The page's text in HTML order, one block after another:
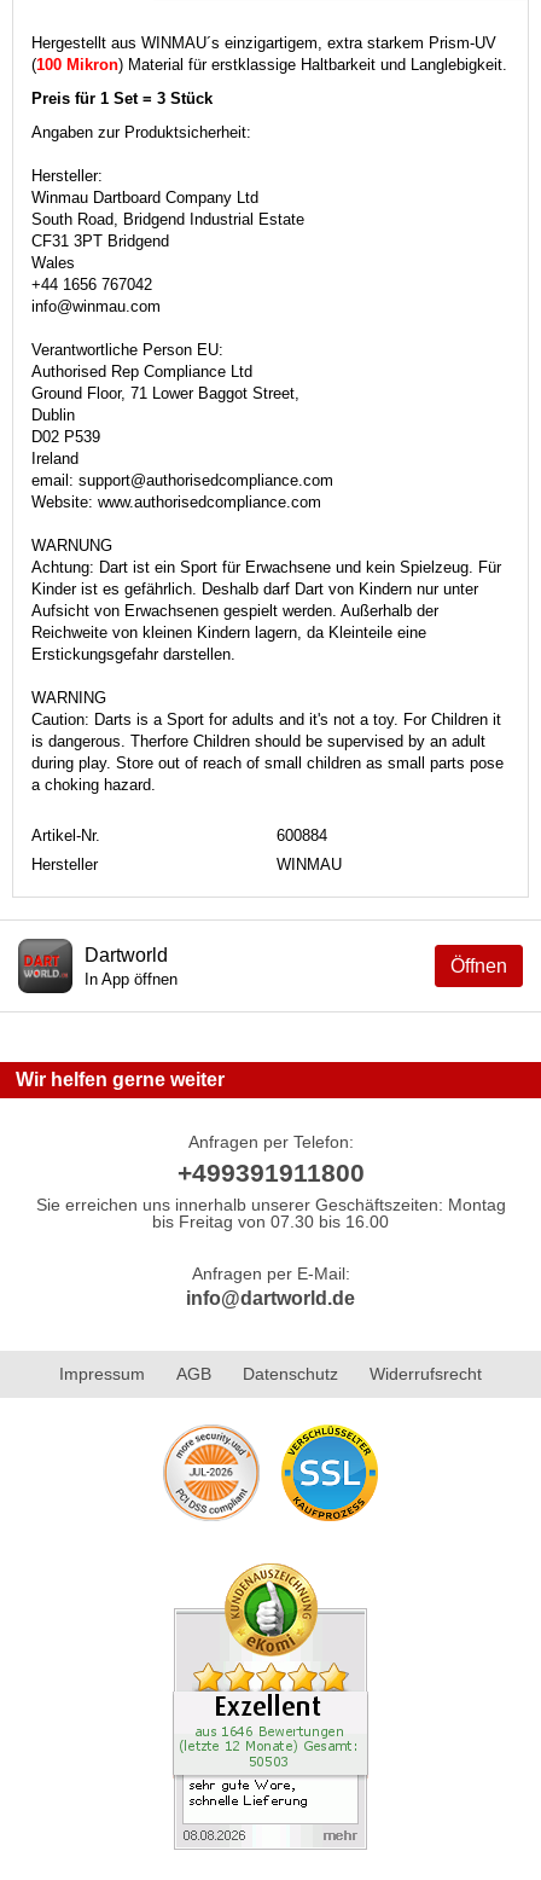
Hergestellt aus WINMAU´s einzigartigem, extra starkem Prism-UV
(100 Mikron) Material für erstklassige Haltbarkeit und Langlebigkeit.
Preis für 1 Set = 3 Stück
Angaben zur Produktsicherheit:
Hersteller:
Winmau Dartboard Company Ltd
South Road, Bridgend Industrial Estate
CF31 3PT Bridgend
Wales
+44 1656 767042
info@winmau.com
Verantwortliche Person EU:
Authorised Rep Compliance Ltd
Ground Floor, 71 Lower Baggot Street,
Dublin
D02 P539
Ireland
email: support@authorisedcompliance.com
Website: www.authorisedcompliance.com
WARNUNG
Achtung: Dart ist ein Sport für Erwachsene und kein Spielzeug. Für
Kinder ist es gefährlich. Deshalb darf Dart von Kindern nur unter
Aufsicht von Erwachsenen gespielt werden. Außerhalb der
Reichweite von kleinen Kindern lagern, da Kleinteile eine
Erstickungsgefahr darstellen.
WARNING
Caution: Darts is a Sport for adults and it's not a toy. For Children it
is dangerous. Therfore Children should be supervised by an adult
during play. Store out of reach of small children as small parts pose
a choking hazard.
Artikel-Nr.
600884
Hersteller
WINMAU
Öffnen
Dartworld
In App öffnen
Wir helfen gerne weiter
Anfragen per Telefon:
+499391911800
Sie erreichen uns innerhalb unserer Geschäftszeiten: Montag
bis Freitag von 07.30 bis 16.00
Anfragen per E-Mail:
info@dartworld.de
Impressum AGB Datenschutz Widerrufsrecht